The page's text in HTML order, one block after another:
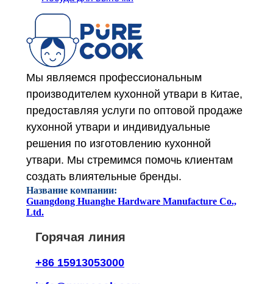
Мы являемся профессиональным
производителем кухонной утвари в Китае,
предоставляя услуги по оптовой продаже
кухонной утвари и индивидуальные
решения по изготовлению кухонной
утвари. Мы стремимся помочь клиентам
создать влиятельные бренды.
Название компании:
Guangdong Huanghe Hardware Manufacture Co.,
Ltd.
Горячая линия
+86 15913053000